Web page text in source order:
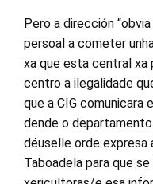
Pero a dirección
persoal a cometer
xa que esta central xa
centro a ilegalidade
que a CIG comunicara
dende o
déuselle orde expresa
Taboadela para que